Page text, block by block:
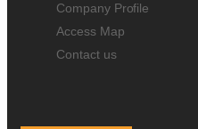
Company Profile
Access Map
Contact us